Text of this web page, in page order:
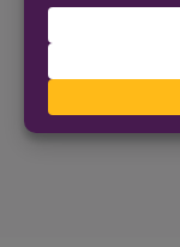
Köln:
Zwei